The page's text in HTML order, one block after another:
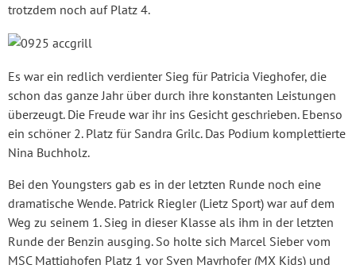
trotzdem noch auf Platz 4.
Es war ein redlich verdienter Sieg für Patricia Vieghofer, die
schon das ganze Jahr über durch ihre konstanten Leistungen
überzeugt. Die Freude war ihr ins Gesicht geschrieben. Ebenso
ein schöner 2. Platz für Sandra Grilc. Das Podium komplettierte
Nina Buchholz.
Bei den Youngsters gab es in der letzten Runde noch eine
dramatische Wende. Patrick Riegler (Lietz Sport) war auf dem
Weg zu seinem 1. Sieg in dieser Klasse als ihm in der letzten
Runde der Benzin ausging. So holte sich Marcel Sieber vom
MSC Mattighofen Platz 1 vor Sven Mayrhofer (MX Kids) und